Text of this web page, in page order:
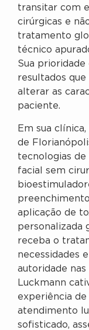
transitar com
cirúrgicas e
tratamento
técnico
Sua prioridade
resultados
alterar as
paciente.
Em sua
de
tecnologias de
facial sem
aplicação de
personalizada
receba o
necessidades
autoridade nas
Luckmann
experiência
atendimento
sofisticado,